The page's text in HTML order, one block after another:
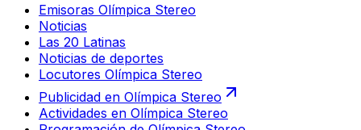
Emisoras Olímpica Stereo
Noticias
Las 20 Latinas
Noticias de deportes
Locutores Olímpica Stereo
Publicidad en Olímpica Stereo
Actividades en Olímpica Stereo